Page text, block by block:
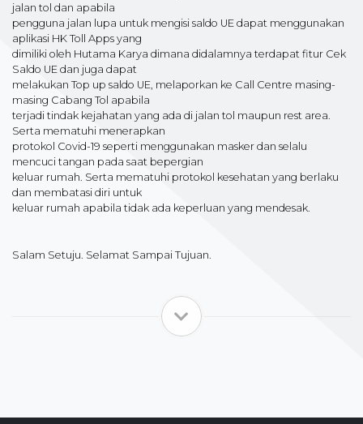
jalan tol dan apabila
pengguna jalan lupa untuk mengisi saldo UE dapat menggunakan
aplikasi HK Toll Apps yang
dimiliki oleh Hutama Karya dimana didalamnya terdapat fitur Cek
Saldo UE dan juga dapat
melakukan Top up saldo UE, melaporkan ke Call Centre masing-
masing Cabang Tol apabila
terjadi tindak kejahatan yang ada di jalan tol maupun rest area.
Serta mematuhi menerapkan
protokol Covid-19 seperti menggunakan masker dan selalu
mencuci tangan pada saat bepergian
keluar rumah. Serta mematuhi protokol kesehatan yang berlaku
dan membatasi diri untuk
keluar rumah apabila tidak ada keperluan yang mendesak.
Salam Setuju. Selamat Sampai Tujuan.